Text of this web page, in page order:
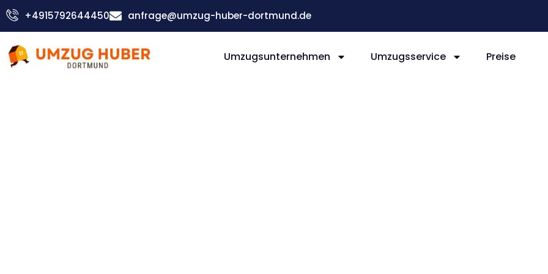
Zum
Inhalt
+4915792644450 anfrage@umzug-huber-dortmund.de
Umzugsunternehmen Umzugsservice Preise